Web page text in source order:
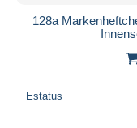
128a
Estatus